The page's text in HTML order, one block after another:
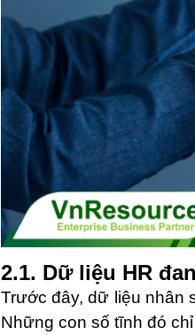
2.1. Dữ liệu HR
Trước đây, dữ liệu nhân
Những con số tĩnh đó